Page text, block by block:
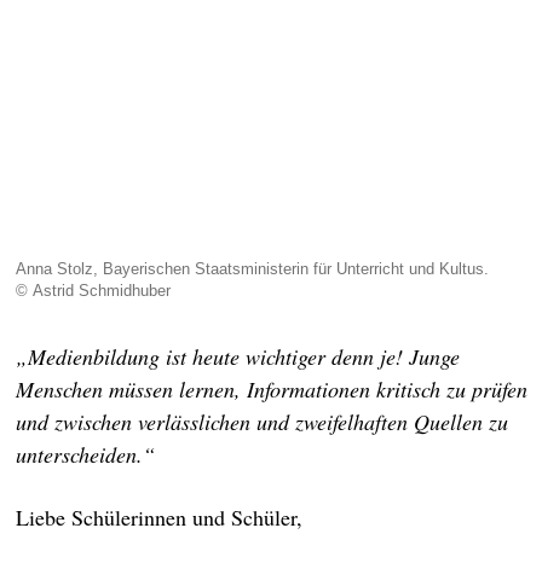
Anna Stolz, Bayerischen Staatsministerin für Unterricht und Kultus.
© Astrid Schmidhuber
„Medienbildung ist heute wichtiger denn je! Junge
Menschen müssen lernen, Informationen kritisch zu prüfen
und zwischen verlässlichen und zweifelhaften Quellen zu
unterscheiden.“
Liebe Schülerinnen und Schüler,